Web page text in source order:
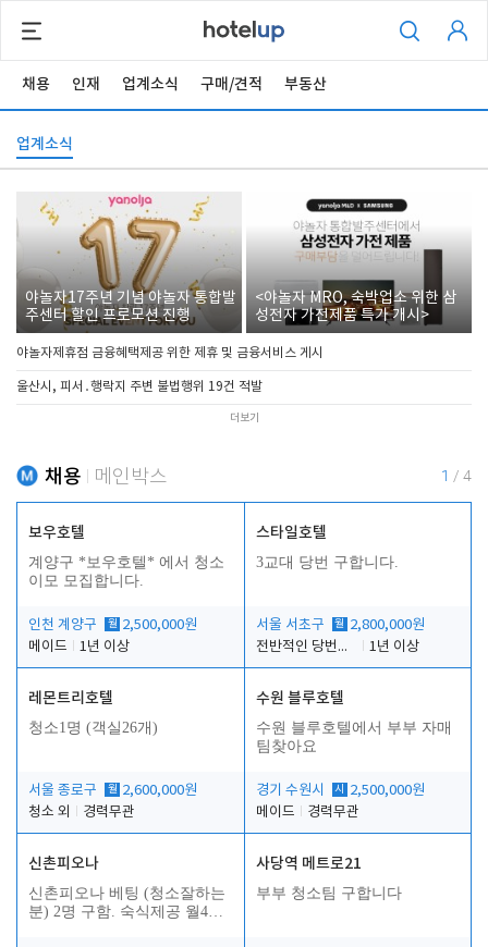
채용 인재 업계소식 구매/견적 부동산
업계소식
야놀자17주년 기념 야놀자 통합발
주센터 할인 프로모션 진행
<야놀자 MRO, 숙박업소 위한 삼
성전자 가전제품 특가 개시>
야놀자제휴점 금융혜택제공 위한 제휴 및 금융서비스 게시
울산시, 피서․행락지 주변 불법행위 19건 적발
더보기
채용 메인박스 1 / 4
보우호텔
계양구 *보우호텔* 에서 청소
이모 모집합니다.
인천 계양구 월 2,500,000원
메이드
1년 이상
스타일호텔
3교대 당번 구합니다.
서울 서초구 월 2,800,000원
전반적인 당번업무
1년 이상
레몬트리호텔
청소1명 (객실26개)
서울 종로구 월 2,600,000원
청소 외
경력무관
수원 블루호텔
수원 블루호텔에서 부부 자매
팀찾아요
경기 수원시 시
2,500,000원
메이드
경력무관
신촌피오나
신촌피오나 베팅 (청소잘하는
분) 2명 구함. 숙식제공 월4회
사당역 메트로21
부부 청소팀 구합니다